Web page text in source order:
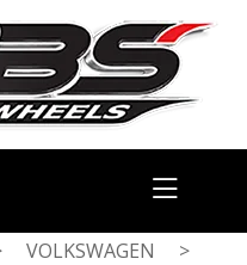
VOLKSWAGEN
>